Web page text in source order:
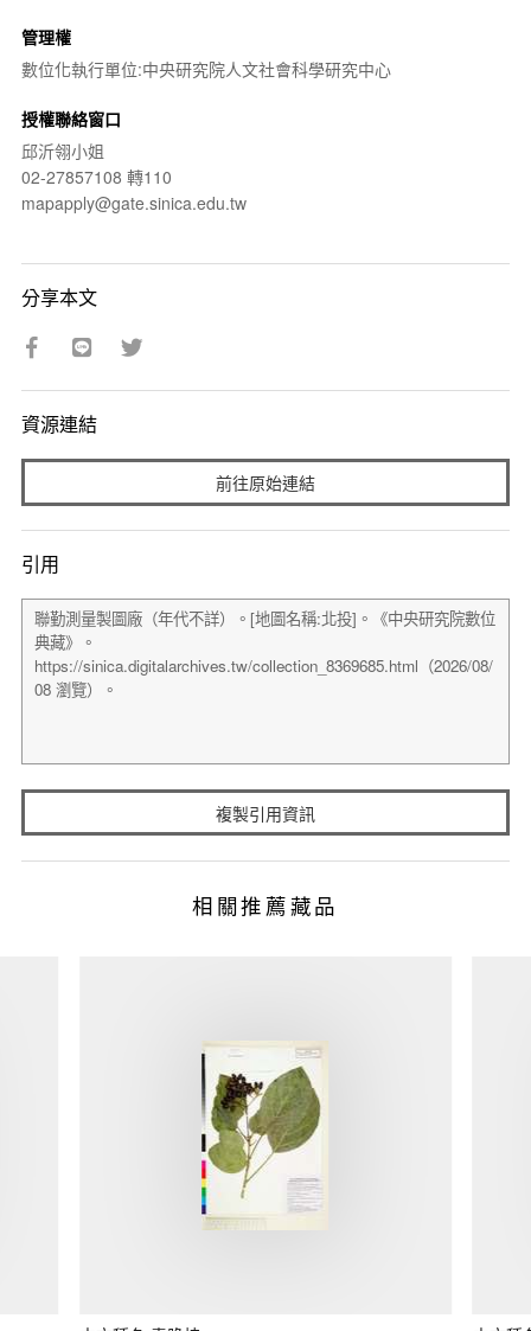
管理權
數位化執行單位:中央研究院人文社會科學研究中心
授權聯絡窗口
邱沂翎小姐
02-27857108 轉110
mapapply@gate.sinica.edu.tw
分享本文
資源連結
前往原始連結
引用
複製引用資訊
相關推薦藏品